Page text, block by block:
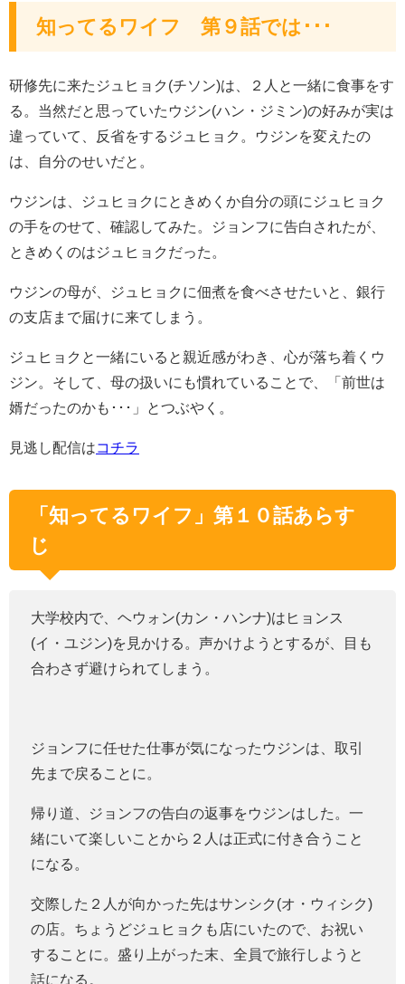
知ってるワイフ 第９話では･･･
研修先に来たジュヒョク(チソン)は、２人と一緒に食事をす
る。当然だと思っていたウジン(ハン・ジミン)の好みが実は
違っていて、反省をするジュヒョク。ウジンを変えたの
は、自分のせいだと。
ウジンは、ジュヒョクにときめくか自分の頭にジュヒョク
の手をのせて、確認してみた。ジョンフに告白されたが、
ときめくのはジュヒョクだった。
ウジンの母が、ジュヒョクに佃煮を食べさせたいと、銀行
の支店まで届けに来てしまう。
ジュヒョクと一緒にいると親近感がわき、心が落ち着くウ
ジン。そして、母の扱いにも慣れていることで、「前世は
婿だったのかも･･･」とつぶやく。
見逃し配信はコチラ
「知ってるワイフ」第１０話あらす
じ
大学校内で、ヘウォン(カン・ハンナ)はヒョンス
(イ・ユジン)を見かける。声かけようとするが、目も
合わさず避けられてしまう。
ジョンフに任せた仕事が気になったウジンは、取引
先まで戻ることに。
帰り道、ジョンフの告白の返事をウジンはした。一
緒にいて楽しいことから２人は正式に付き合うこと
になる。
交際した２人が向かった先はサンシク(オ・ウィシク)
の店。ちょうどジュヒョクも店にいたので、お祝い
することに。盛り上がった末、全員で旅行しようと
話になる。